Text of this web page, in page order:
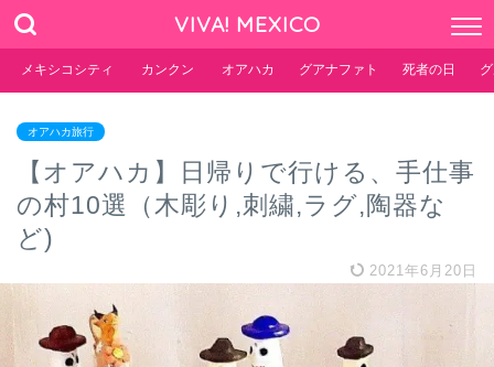
VIVA! MEXICO
メキシコシティ カンクン オアハカ グアナファト 死者の日
オアハカ旅行
【オアハカ】日帰りで行ける、手仕事
の村10選（木彫り,刺繍,ラグ,陶器な
ど)
2021年6月20日